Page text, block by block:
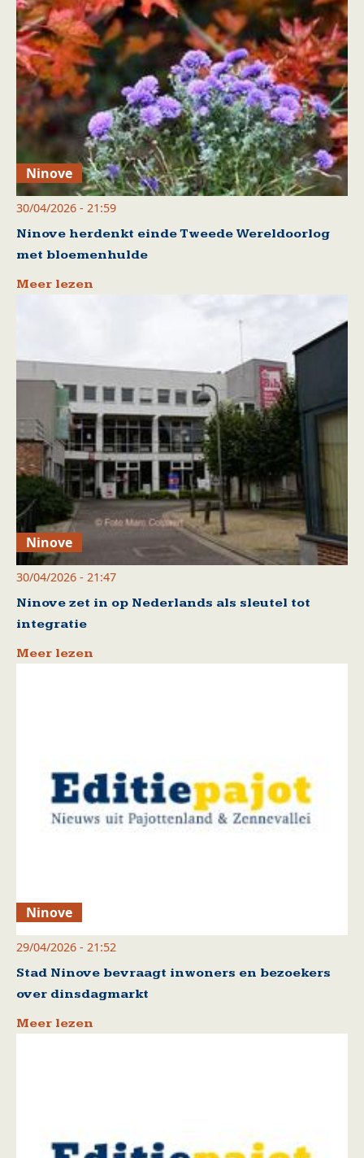
Ninove
30/04/2026 - 21:59
Ninove herdenkt einde Tweede Wereldoorlog
met bloemenhulde
Meer lezen
Ninove
30/04/2026 - 21:47
Ninove zet in op Nederlands als sleutel tot
integratie
Meer lezen
Ninove
29/04/2026 - 21:52
Stad Ninove bevraagt inwoners en bezoekers
over dinsdagmarkt
Meer lezen